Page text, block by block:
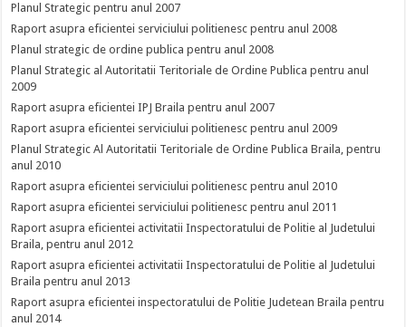
Planul Strategic pentru anul 2007
Raport asupra eficientei serviciului politienesc pentru anul 2008
Planul strategic de ordine publica pentru anul 2008
Planul Strategic al Autoritatii Teritoriale de Ordine Publica pentru anul
2009
Raport asupra eficientei IPJ Braila pentru anul 2007
Raport asupra eficientei serviciului politienesc pentru anul 2009
Planul Strategic Al Autoritatii Teritoriale de Ordine Publica Braila, pentru
anul 2010
Raport asupra eficientei serviciului politienesc pentru anul 2010
Raport asupra eficientei serviciului politienesc pentru anul 2011
Raport asupra eficientei activitatii Inspectoratului de Politie al Judetului
Braila, pentru anul 2012
Raport asupra eficientei activitatii Inspectoratului de Politie al Judetului
Braila pentru anul 2013
Raport asupra eficientei inspectoratului de Politie Judetean Braila pentru
anul 2014